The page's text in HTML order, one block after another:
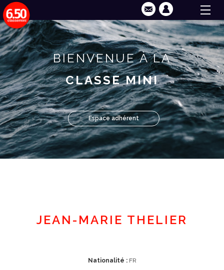
BIENVENUE À LA
CLASSE MINI
Espace adhérent
JEAN-MARIE THELIER
Nationalité :FR